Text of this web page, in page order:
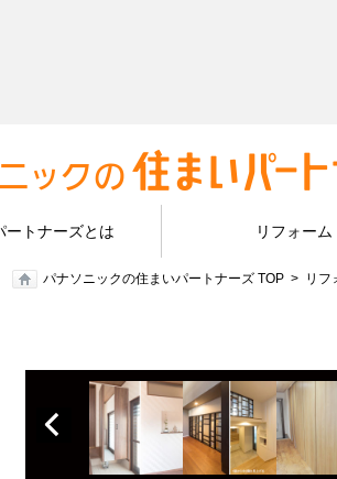
ートナーズとは リフォーム
パナソニックの住まいパートナーズ TOP リフ